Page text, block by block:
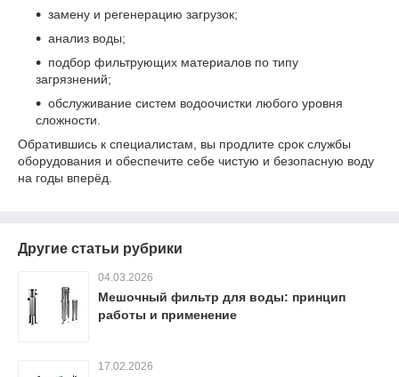
замену и регенерацию загрузок;
анализ воды;
подбор фильтрующих материалов по типу
загрязнений;
обслуживание систем водоочистки любого уровня
сложности.
Обратившись к специалистам, вы продлите срок службы
оборудования и обеспечите себе чистую и безопасную воду
на годы вперёд.
Другие статьи рубрики
04.03.2026
Мешочный фильтр для воды: принцип
работы и применение
17.02.2026